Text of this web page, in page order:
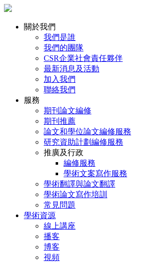
關於我們
我們是誰
我們的團隊
CSR企業社會責任夥伴
最新消息及活動
加入我們
聯絡我們
服務
期刊論文編修
期刊推薦
論文和學位論文編修服務
研究資助計劃編修服務
推廣及行政
編修服務
學術文案寫作服務
學術翻譯與論文翻譯
學術論文寫作培訓
常見問題
學術資源
線上講座
播客
博客
視頻